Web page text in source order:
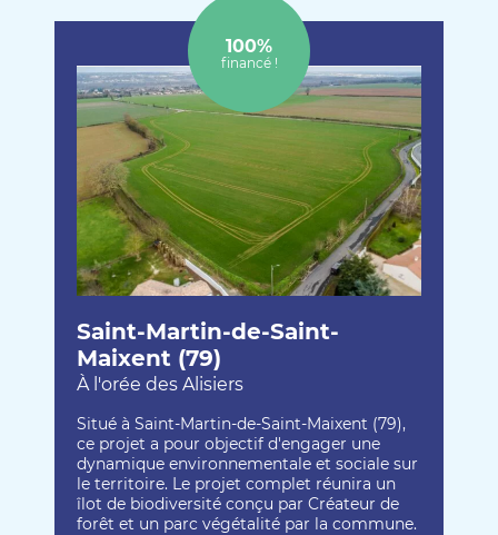
Saint-Martin-de-Saint-
Maixent (79)
À l'orée des Alisiers
Situé à Saint-Martin-de-Saint-Maixent (79),
ce projet a pour objectif d'engager une
dynamique environnementale et sociale sur
le territoire. Le projet complet réunira un
îlot de biodiversité conçu par Créateur de
forêt et un parc végétalité par la commune.
100%
financé !